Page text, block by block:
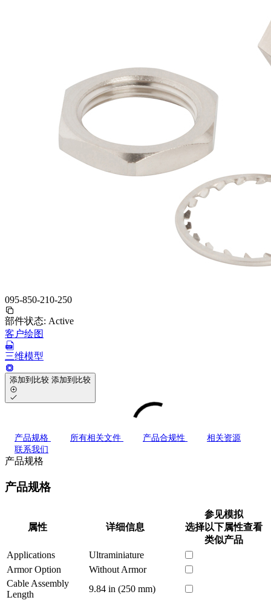
095-850-210-250
部件状态: Active
客户绘图
三维模型
添加到比较 添加到比较
产品规格 所有相关文件 产品合规性
相关资源
联系我们
产品规格
产品规格
属性 详细信息
参见模拟
选择以下属性查看
类似产品
Applications
Ultraminiature
Armor Option
Without Armor
Cable Assembly
Length
9.84 in (250 mm)